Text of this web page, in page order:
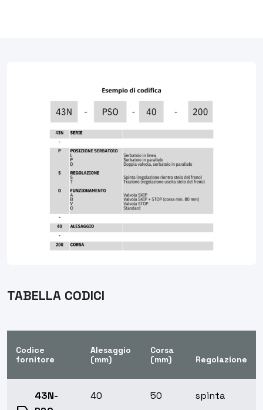
TABELLA CODICI
Codice
fornitore
Alesaggio
(mm)
Corsa
(mm)
Regolazione
43N-
40 50 spinta